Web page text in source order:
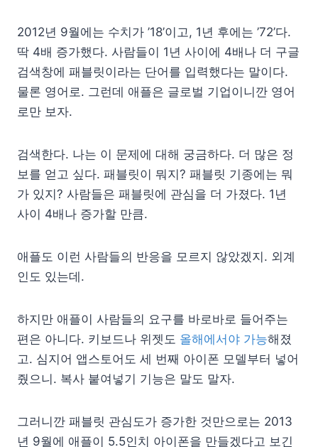
2012년 9월에는 수치가 ’18’이고, 1년 후에는 ’72’다.
딱 4배 증가했다. 사람들이 1년 사이에 4배나 더 구글
검색창에 패블릿이라는 단어를 입력했다는 말이다.
물론 영어로. 그런데 애플은 글로벌 기업이니깐 영어
로만 보자.
검색한다. 나는 이 문제에 대해 궁금하다. 더 많은 정
보를 얻고 싶다. 패블릿이 뭐지? 패블릿 기종에는 뭐
가 있지? 사람들은 패블릿에 관심을 더 가졌다. 1년
사이 4배나 증가할 만큼.
애플도 이런 사람들의 반응을 모르지 않았겠지. 외계
인도 있는데.
하지만 애플이 사람들의 요구를 바로바로 들어주는
편은 아니다. 키보드나 위젯도 올해에서야 가능해졌
고. 심지어 앱스토어도 세 번째 아이폰 모델부터 넣어
줬으니. 복사 붙여넣기 기능은 말도 말자.
그러니깐 패블릿 관심도가 증가한 것만으로는 2013
년 9월에 애플이 5.5인치 아이폰을 만들겠다고 보긴